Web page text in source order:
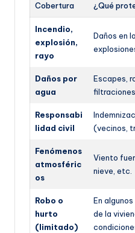
Cobertura ¿Qué
Incendio,
explosión,
rayo
Daños en
Daños por
agua
Escapes,
Responsabi
lidad civil
(vecinos,
Fenómenos
atmosféric
os
Viento
nieve, etc.
Robo o
hurto
(limitado)
En
de la